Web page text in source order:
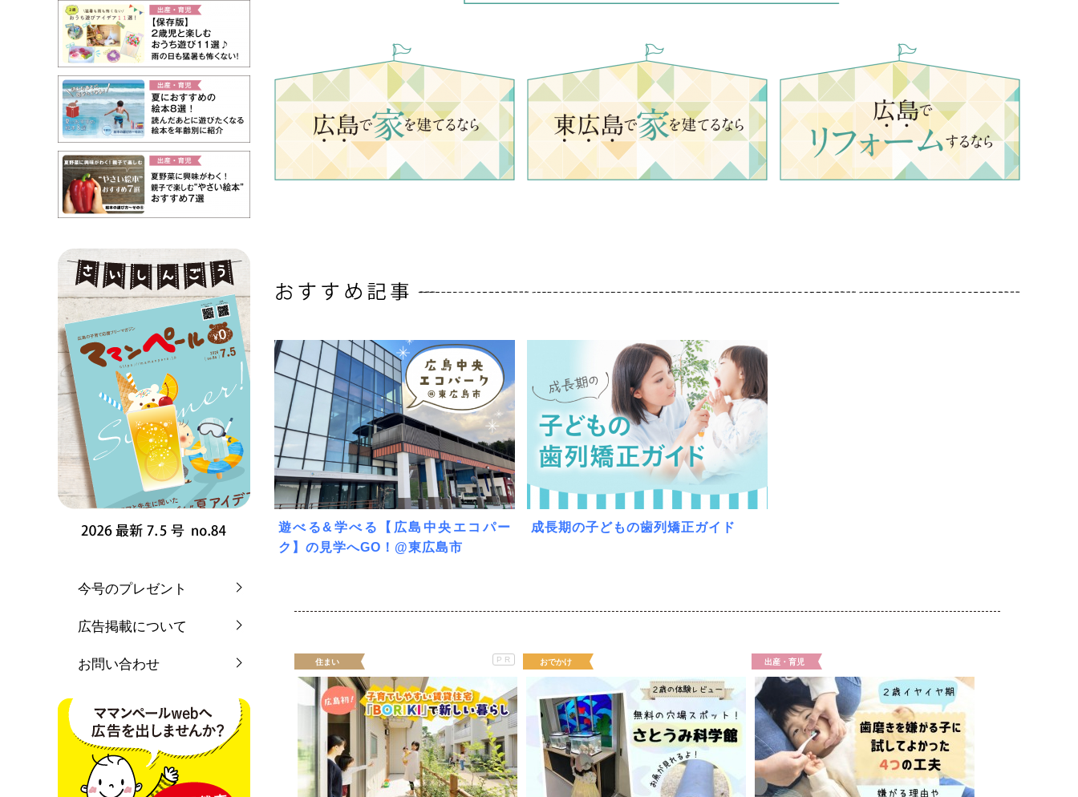
遊べる&学べる【広島中央エコパー
ク】の見学へGO！@東広島市
成長期の子どもの歯列矯正ガイド
住まい PR おでかけ 出産・育児
今号のプレゼント
広告掲載について
お問い合わせ